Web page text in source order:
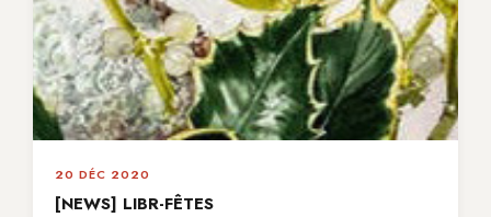
20 DÉC 2020
[NEWS] LIBR-FÊTES